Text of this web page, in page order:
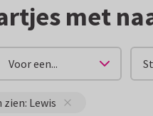
met
Voor een...
Lewis